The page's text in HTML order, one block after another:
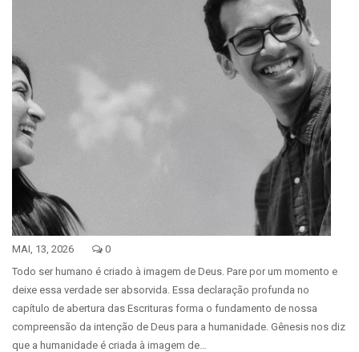
MAI, 13, 2026
0
Todo ser humano é criado à imagem de Deus. Pare por um momento e
deixe essa verdade ser absorvida. Essa declaração profunda no
capítulo de abertura das Escrituras forma o fundamento de nossa
compreensão da intenção de Deus para a humanidade. Gênesis nos diz
que a humanidade é criada à imagem de…